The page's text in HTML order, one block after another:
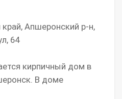
Апшеронский р-н,
64
кирпичный дом в
В доме